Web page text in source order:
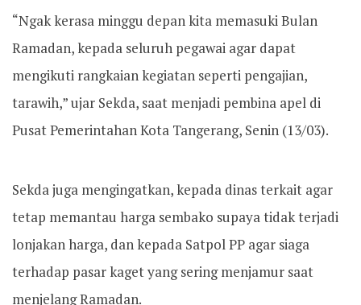
“Ngak kerasa minggu depan kita memasuki Bulan
Ramadan, kepada seluruh pegawai agar dapat
mengikuti rangkaian kegiatan seperti pengajian,
tarawih,” ujar Sekda, saat menjadi pembina apel di
Pusat Pemerintahan Kota Tangerang, Senin (13/03).
Sekda juga mengingatkan, kepada dinas terkait agar
tetap memantau harga sembako supaya tidak terjadi
lonjakan harga, dan kepada Satpol PP agar siaga
terhadap pasar kaget yang sering menjamur saat
menjelang Ramadan.